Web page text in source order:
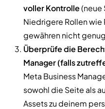
voller Kontrolle(neue
Niedrigere Rollen
gewähren nicht
Überprüfe die
Manager (falls
Meta Business
sowohl die Seite als
Assets zu deinem